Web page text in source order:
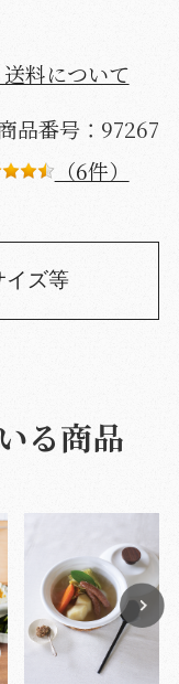
料について
品番号：97267
（6件）
イズ等
る商品